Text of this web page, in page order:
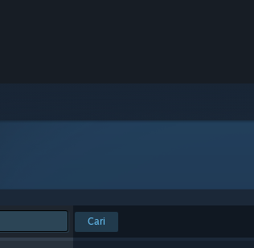
Cari